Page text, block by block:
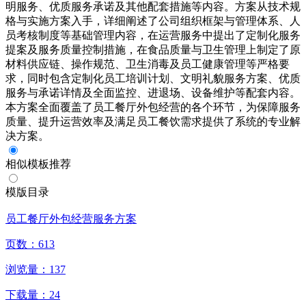
明服务、优质服务承诺及其他配套措施等内容。方案从技术规
格与实施方案入手，详细阐述了公司组织框架与管理体系、人
员考核制度等基础管理内容，在运营服务中提出了定制化服务
提案及服务质量控制措施，在食品质量与卫生管理上制定了原
材料供应链、操作规范、卫生消毒及员工健康管理等严格要
求，同时包含定制化员工培训计划、文明礼貌服务方案、优质
服务与承诺详情及全面监控、进退场、设备维护等配套内容。
本方案全面覆盖了员工餐厅外包经营的各个环节，为保障服务
质量、提升运营效率及满足员工餐饮需求提供了系统的专业解
决方案。
相似模板推荐
模版目录
员工餐厅外包经营服务方案
页数： 613
浏览量： 137
下载量： 24